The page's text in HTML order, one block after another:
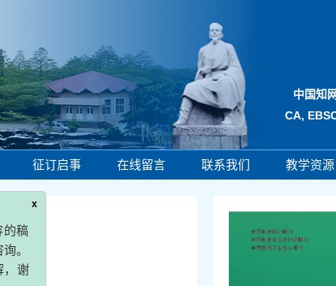
中国知
CA,
征订启事 在线留言 联系我们 教学资源